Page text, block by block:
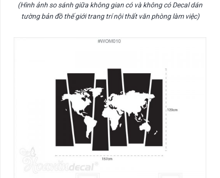
(Hình ảnh so sánh giữa không gian có và không có Decal dán
tường bản đồ thế giới trang trí nội thất văn phòng làm việc)